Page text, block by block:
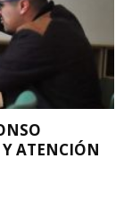
ATENCIÓN